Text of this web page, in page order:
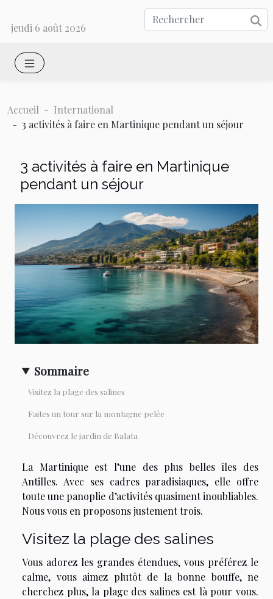
jeudi 6 août 2026
Accueil
International
3 activités à faire en Martinique pendant un séjour
3 activités à faire en Martinique
pendant un séjour
Sommaire
Visitez la plage des salines
Faites un tour sur la montagne pelée
Découvrez le jardin de Balata
La Martinique est l’une des plus belles îles des
Antilles. Avec ses cadres paradisiaques, elle offre
toute une panoplie d’activités quasiment inoubliables.
Nous vous en proposons justement trois.
Visitez la plage des salines
Vous adorez les grandes étendues, vous préférez le
calme, vous aimez plutôt de la bonne bouffe, ne
cherchez plus, la plage des salines est là pour vous.